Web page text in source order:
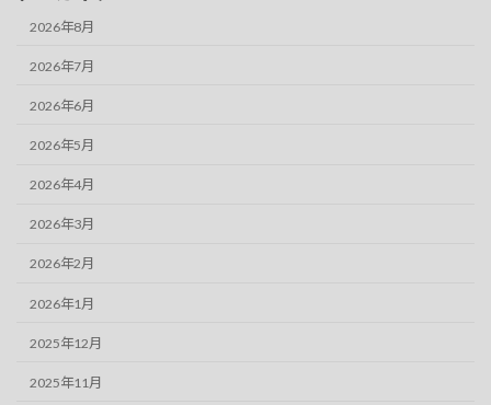
2026年8月
2026年7月
2026年6月
2026年5月
2026年4月
2026年3月
2026年2月
2026年1月
2025年12月
2025年11月